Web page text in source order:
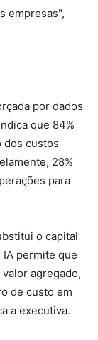
empresas",
por dados
que 84%
dos custos
28%
para
o capital
IA permite que
agregado,
de custo em
a executiva.